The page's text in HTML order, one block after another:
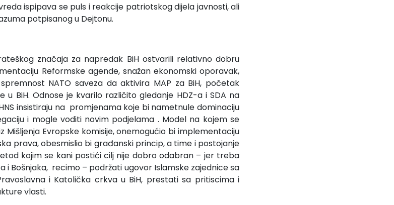
ispipava se puls i reakcije patriotskog dijela javnosti, ali
potpisanog u Dejtonu.
značaja za napredak BiH ostvarili relativno dobru
Reformske agende, snažan ekonomski oporavak,
NATO saveza da aktivira MAP za BiH, početak
u BiH. Odnose je kvarilo različito gledanje HDZ-a i SDA na
insistiraju na promjenama koje bi nametnule dominaciju
i mogle voditi novim podjelama . Model na kojem se
Mišljenja Evropske komisije, onemogućio bi implementaciju
prava, obesmislio bi građanski princip, a time i postojanje
kojim se kani postići cilj nije dobro odabran – jer treba
i Bošnjaka, recimo – podržati ugovor Islamske zajednice sa
i Katolička crkva u BiH, prestati sa pritiscima i
vlasti.